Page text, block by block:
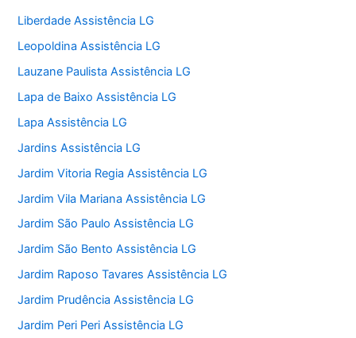
Liberdade Assistência LG
Leopoldina Assistência LG
Lauzane Paulista Assistência LG
Lapa de Baixo Assistência LG
Lapa Assistência LG
Jardins Assistência LG
Jardim Vitoria Regia Assistência LG
Jardim Vila Mariana Assistência LG
Jardim São Paulo Assistência LG
Jardim São Bento Assistência LG
Jardim Raposo Tavares Assistência LG
Jardim Prudência Assistência LG
Jardim Peri Peri Assistência LG